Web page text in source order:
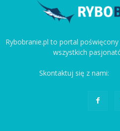
Rybobranie.pl to portal
wszystkich
Skontaktuj się z nami: